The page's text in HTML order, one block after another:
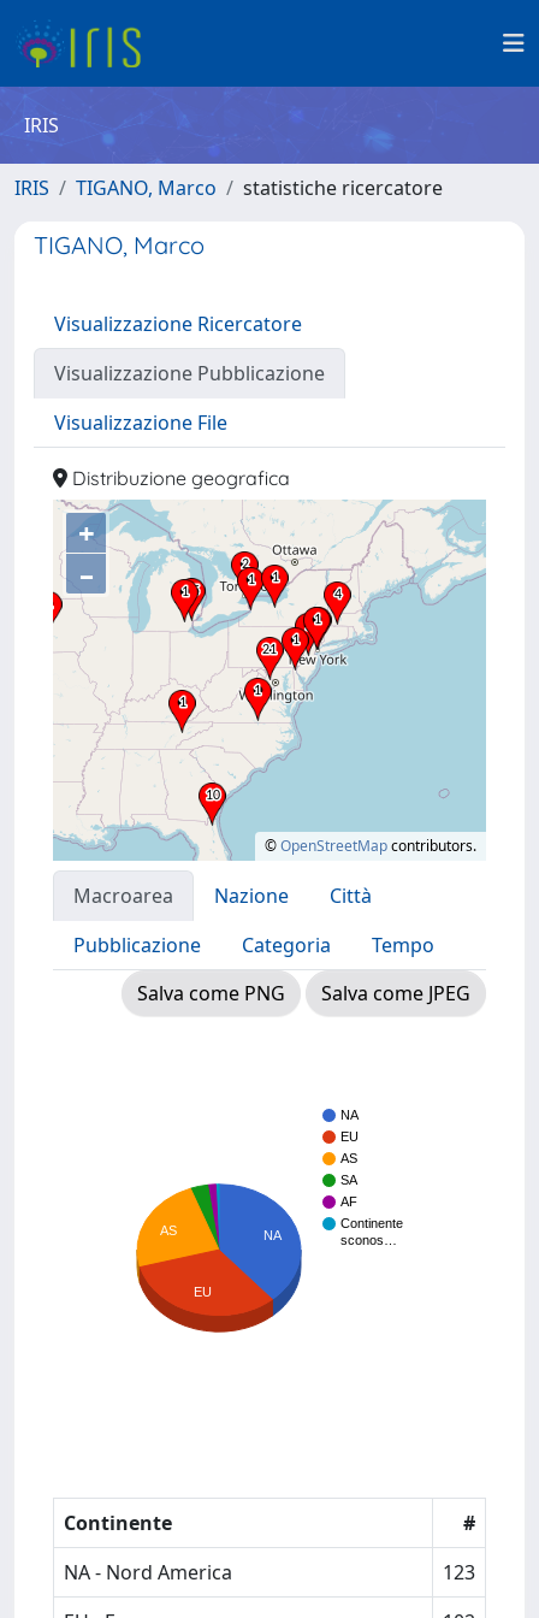
IRIS
IRIS TIGANO, Marco statistiche ricercatore
TIGANO, Marco
Visualizzazione Ricercatore
Visualizzazione Pubblicazione
Visualizzazione File
Distribuzione geografica
+
–
©OpenStreetMapcontributors.
Macroarea Nazione
Città
Pubblicazione
Categoria
Tempo
Salva come PNG
Salva come JPEG
NA
EU
AS
SA
AF
Continente
sconos…
NA
AS
EU
Continente
#
NA - Nord America
123